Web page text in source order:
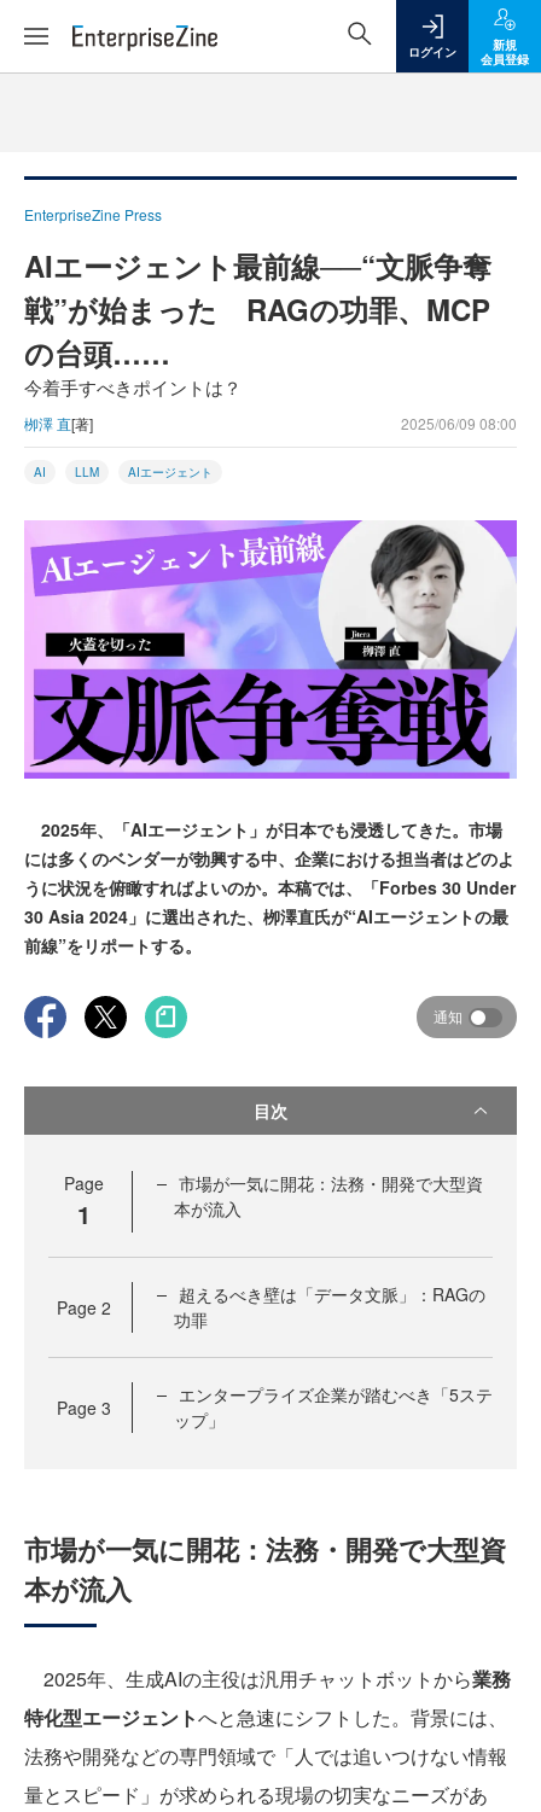
ログイン
新規
会員登録
EnterpriseZine Press
AIエージェント最前線──“文脈争奪
戦”が始まった RAGの功罪、MCP
の台頭……
今着手すべきポイントは？
栁澤 直[著] 2025/06/09 08:00
AI LLM AIエージェント
2025年、「AIエージェント」が日本でも浸透してきた。市場
には多くのベンダーが勃興する中、企業における担当者はどのよ
うに状況を俯瞰すればよいのか。本稿では、「Forbes 30 Under
30 Asia 2024」に選出された、栁澤直氏が“AIエージェントの最
前線”をリポートする。
通知
目次
Page
1
市場が一気に開花：法務・開発で大型資
本が流入
Page 2
超えるべき壁は「データ文脈」：RAGの
功罪
Page 3
エンタープライズ企業が踏むべき「5ステ
ップ」
市場が一気に開花：法務・開発で大型資
本が流入
2025年、生成AIの主役は汎用チャットボットから業務
特化型エージェントへと急速にシフトした。背景には、
法務や開発などの専門領域で「人では追いつけない情報
量とスピード」が求められる現場の切実なニーズがあ